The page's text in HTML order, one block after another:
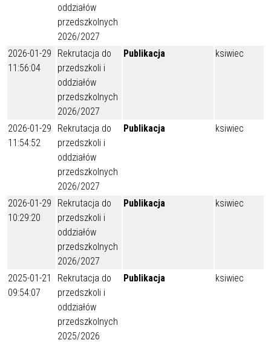
oddziałów
przedszkolnych
2026/2027
2026-01-29
11:56:04
Rekrutacja do
przedszkoli i
oddziałów
przedszkolnych
2026/2027
Publikacja ksiwiec
2026-01-29
11:54:52
Rekrutacja do
przedszkoli i
oddziałów
przedszkolnych
2026/2027
Publikacja ksiwiec
2026-01-29
10:29:20
Rekrutacja do
przedszkoli i
oddziałów
przedszkolnych
2026/2027
Publikacja ksiwiec
2025-01-21
09:54:07
Rekrutacja do
przedszkoli i
oddziałów
przedszkolnych
2025/2026
Publikacja ksiwiec